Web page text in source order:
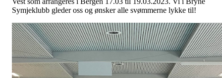
Symjeklubb gleder oss og ønsker alle svømmerne lykke til!